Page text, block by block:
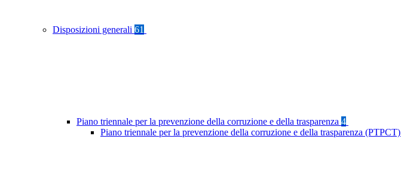
Disposizioni generali 61
Piano triennale per la prevenzione della corruzione e della trasparenza 4
Piano triennale per la prevenzione della corruzione e della trasparenza (PTPCT)